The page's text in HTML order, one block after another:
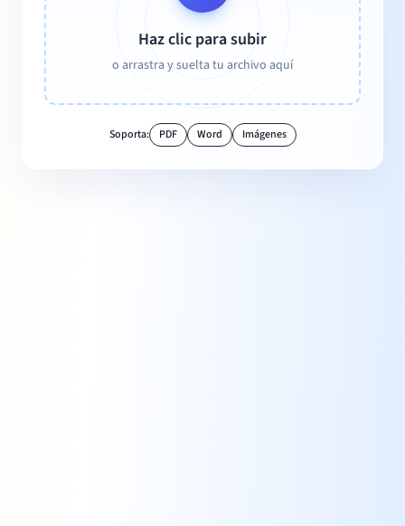
Haz clic para subir
o arrastra y suelta tu archivo aquí
Soporta: PDF Word Imágenes